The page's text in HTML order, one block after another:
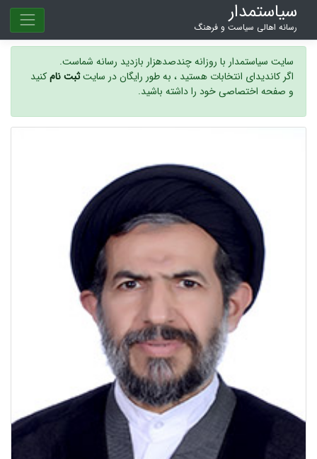
سیاستمدار
رسانه اهالی سیاست و فرهنگ
سایت سیاستمدار با روزانه چندصدهزار بازدید رسانه شماست.
اگر کاندیدای انتخابات هستید ، به طور رایگان در سایتثبت نامکنید
و صفحه اختصاصی خود را داشته باشید.